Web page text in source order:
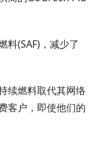
料(SAF)，减少了
续燃料取代其网络
客户，即使他们的